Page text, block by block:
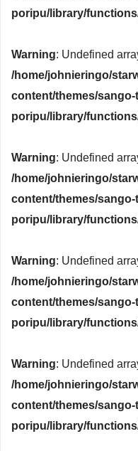
poripu/library/
Warning: Undefined
/home/johnieringo/
content/themes/sango-
poripu/library/
Warning: Undefined
/home/johnieringo/
content/themes/sango-
poripu/library/
Warning: Undefined
/home/johnieringo/
content/themes/sango-
poripu/library/
Warning: Undefined
/home/johnieringo/
content/themes/sango-
poripu/library/